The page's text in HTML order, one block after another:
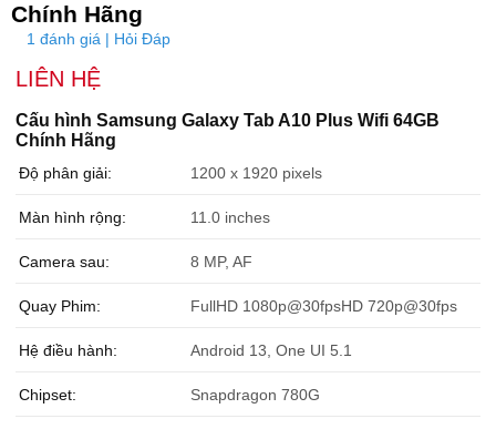
Chính Hãng
1 đánh giá | Hỏi Đáp
LIÊN HỆ
Cấu hình Samsung Galaxy Tab A10 Plus Wifi 64GB
Chính Hãng
Độ phân giải: 1200 x 1920 pixels
Màn hình rộng: 11.0 inches
Camera sau: 8 MP, AF
Quay Phim: FullHD 1080p@30fpsHD 720p@30fps
Hệ điều hành: Android 13, One UI 5.1
Chipset: Snapdragon 780G